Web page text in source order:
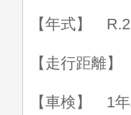
【年式】
【走行距離
【車検】 1